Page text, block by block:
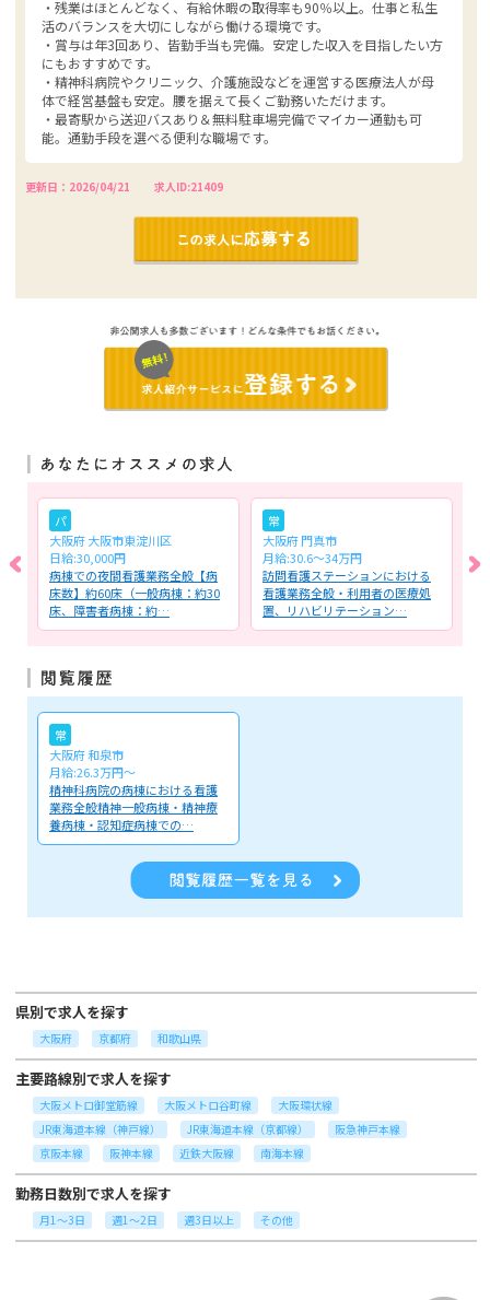
・残業はほとんどなく、有給休暇の取得率も90％以上。仕事と私生
活のバランスを大切にしながら働ける環境です。
・賞与は年3回あり、皆勤手当も完備。安定した収入を目指したい方
にもおすすめです。
・精神科病院やクリニック、介護施設などを運営する医療法人が母
体で経営基盤も安定。腰を据えて長くご勤務いただけます。
・最寄駅から送迎バスあり＆無料駐車場完備でマイカー通勤も可
能。通勤手段を選べる便利な職場です。
更新日：2026/04/21 求人ID:21409
パ
大阪府 大阪市東淀川区
日給:30,000円
病棟での夜間看護業務全般【病
床数】約60床（一般病棟：約30
床、障害者病棟：約…
常
大阪府 門真市
月給:30.6～34万円
訪問看護ステーションにおける
看護業務全般・利用者の医療処
置、リハビリテーション…
常
大阪府 和泉市
月給:26.3万円～
精神科病院の病棟における看護
業務全般精神一般病棟・精神療
養病棟・認知症病棟での…
県別で求人を探す
大阪府 京都府 和歌山県
主要路線別で求人を探す
大阪メトロ御堂筋線 大阪メトロ谷町線
大阪環状線
JR東海道本線（神戸線）
JR東海道本線（京都線）
阪急神戸本線
京阪本線
阪神本線 近鉄大阪線 南海本線
勤務日数別で求人を探す
月1～3日 週1～2日 週3日以上 その他